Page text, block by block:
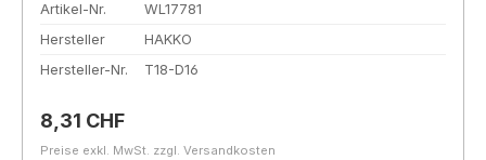
Artikel-Nr.
WL17781
Hersteller
HAKKO
Hersteller-Nr.
T18-D16
Regulärer Preis:
8,31 CHF
Preise exkl. MwSt. zzgl. Versandkosten